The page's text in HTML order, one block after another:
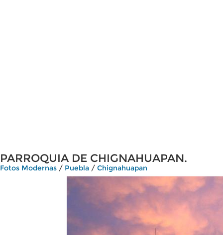
PARROQUIA DE CHIGNAHUAPAN.
Fotos Modernas / Puebla / Chignahuapan